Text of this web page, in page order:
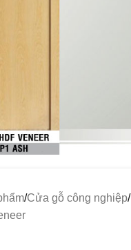
/Cửa gỗ công nghiệp/